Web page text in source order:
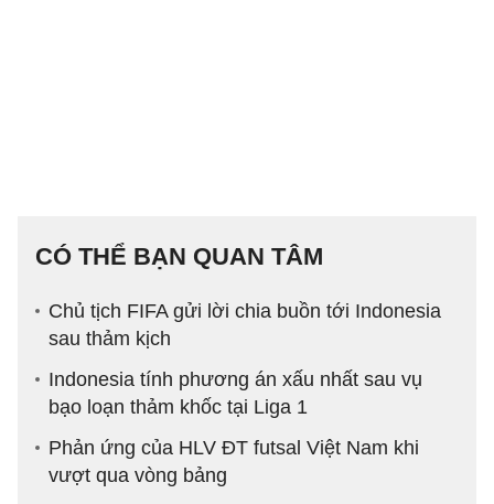
CÓ THỂ BẠN QUAN TÂM
Chủ tịch FIFA gửi lời chia buồn tới Indonesia
sau thảm kịch
Indonesia tính phương án xấu nhất sau vụ
bạo loạn thảm khốc tại Liga 1
Phản ứng của HLV ĐT futsal Việt Nam khi
vượt qua vòng bảng